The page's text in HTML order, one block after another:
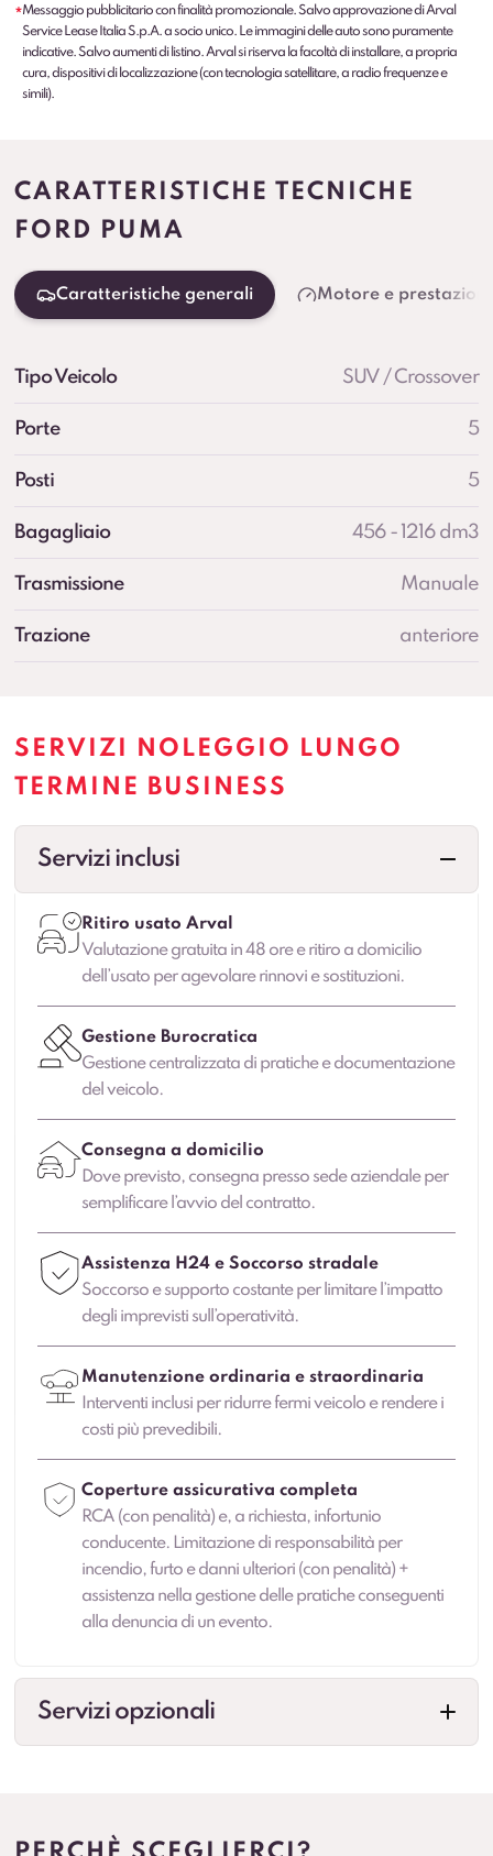
*Messaggio pubblicitario con finalità promozionale. Salvo approvazione di Arval
Service Lease Italia S.p.A. a socio unico. Le immagini delle auto sono puramente
indicative. Salvo aumenti di listino. Arval si riserva la facoltà di installare, a propria
cura, dispositivi di localizzazione (con tecnologia satellitare, a radio frequenze e
simili).
CARATTERISTICHE TECNICHE
FORD PUMA
Caratteristiche generali Motore e prestazioni
Tipo Veicolo SUV / Crossover
Porte 5
Posti 5
Bagagliaio 456 - 1216 dm3
Trasmissione Manuale
Trazione anteriore
SERVIZI NOLEGGIO LUNGO
TERMINE BUSINESS
Servizi inclusi
Ritiro usato Arval
Valutazione gratuita in 48 ore e ritiro a domicilio
dell’usato per agevolare rinnovi e sostituzioni.
Gestione Burocratica
Gestione centralizzata di pratiche e documentazione
del veicolo.
Consegna a domicilio
Dove previsto, consegna presso sede aziendale per
semplificare l’avvio del contratto.
Assistenza H24 e Soccorso stradale
Soccorso e supporto costante per limitare l’impatto
degli imprevisti sull’operatività.
Manutenzione ordinaria e straordinaria
Interventi inclusi per ridurre fermi veicolo e rendere i
costi più prevedibili.
Coperture assicurativa completa
RCA (con penalità) e, a richiesta, infortunio
conducente. Limitazione di responsabilità per
incendio, furto e danni ulteriori (con penalità) +
assistenza nella gestione delle pratiche conseguenti
alla denuncia di un evento.
Servizi opzionali